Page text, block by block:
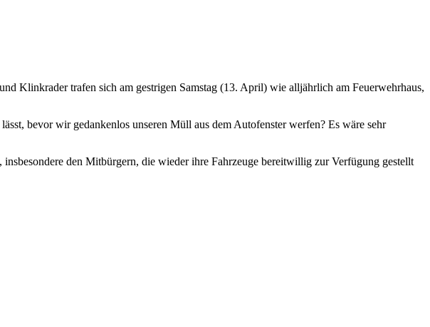
Klinkrader trafen sich am gestrigen Samstag (13. April) wie alljährlich am Feuerwehrhaus,
bevor wir gedankenlos unseren Müll aus dem Autofenster werfen? Es wäre sehr
den Mitbürgern, die wieder ihre Fahrzeuge bereitwillig zur Verfügung gestellt